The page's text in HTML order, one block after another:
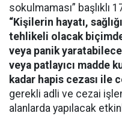
sokulmaması” başlıklı
“Kişilerin hayatı,
tehlikeli olacak
veya panik
veya patlayıcı madde
kadar hapis cezası ile
gerekli adli ve cezai
alanlarda yapılacak